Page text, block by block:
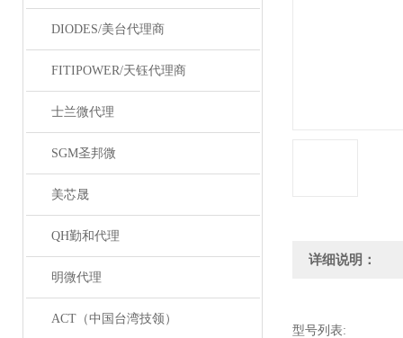
DIODES/美台代理商
FITIPOWER/天钰代理商
士兰微代理
SGM圣邦微
美芯晟
QH勤和代理
明微代理
ACT（中国台湾技领）
详细说明：
型号列表: